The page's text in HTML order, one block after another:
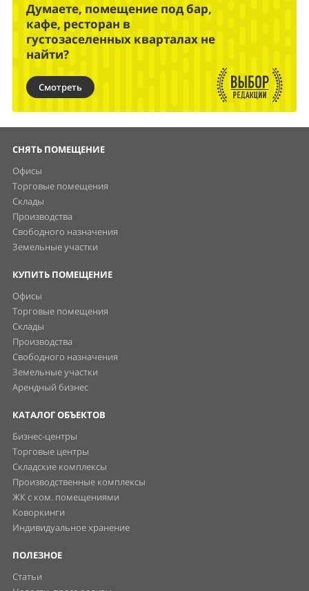
Думаете, помещение под бар,
кафе, ресторан в
густозаселенных кварталах не
найти?
Смотреть
СНЯТЬ ПОМЕЩЕНИЕ
Офисы
Торговые помещения
Склады
Производства
Свободного назначения
Земельные участки
КУПИТЬ ПОМЕЩЕНИЕ
Офисы
Торговые помещения
Склады
Производства
Свободного назначения
Земельные участки
Арендный бизнес
КАТАЛОГ ОБЪЕКТОВ
Бизнес-центры
Торговые центры
Складские комплексы
Производственные комплексы
ЖК с ком. помещениями
Коворкинги
Индивидуальное хранение
ПОЛЕЗНОЕ
Статьи